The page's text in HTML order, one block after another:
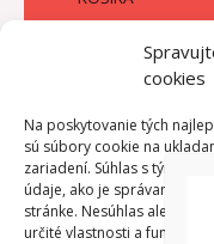
cookies
Na poskytovanie tých
sú súbory cookie na
zariadení. Súhlas s týmito
údaje, ako je správanie pri
stránke. Nesúhlas alebo
určité vlastnosti a funkcie.
1 2 →